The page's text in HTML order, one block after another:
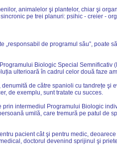
animalelor şi plantelor, chiar şi
pe trei planuri: psihic - creier -
„responsabil de programul său”, poate
Biologic Special
ulterioară în cadrul celor două faze
de către spanioli cu tandrețe şi
de exemplu, sunt tratate cu succes.
intermediul Programului Biologic
umilă, care tremură pe patul de
pacient cât şi pentru medic,
doctorul devenind sprijinul şi